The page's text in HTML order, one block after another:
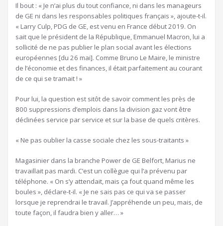
Il bout : « Je n’ai plus du tout confiance, ni dans les manageurs
de GE ni dans les responsables politiques français », ajoute-t-il.
« Larry Culp, PDG de GE, est venu en France début 2019. On
sait que le président de la République, Emmanuel Macron, lui a
sollicité de ne pas publier le plan social avant les élections
européennes [du 26 mai]. Comme Bruno Le Maire, le ministre
de l’économie et des finances, il était parfaitement au courant
de ce qui se tramait ! »
Pour lui, la question est sitôt de savoir comment les près de
800 suppressions d’emplois dans la division gaz vont être
déclinées service par service et sur la base de quels critères.
« Ne pas oublier la casse sociale chez les sous-traitants »
Magasinier dans la branche Power de GE Belfort, Marius ne
travaillait pas mardi. C’est un collègue qui l’a prévenu par
téléphone. « On s’y attendait, mais ça fout quand même les
boules », déclare-t-il. « Je ne sais pas ce qui va se passer
lorsque je reprendrai le travail. J’appréhende un peu, mais, de
toute façon, il faudra bien y aller… »